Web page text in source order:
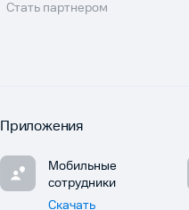
Стать партнером
Приложения
Мобильные
сотрудники
Скачать